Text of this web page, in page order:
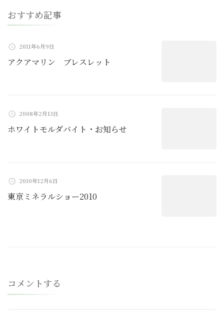
シ
ョ
ン
おすすめ記事
2011年6月9日
アクアマリン ブレスレット
2008年2月13日
ホワイトモルダバイト・お知らせ
2010年12月6日
東京ミネラルショー2010
コメントする